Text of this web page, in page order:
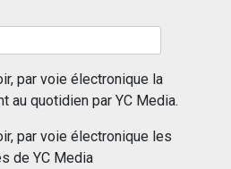
par voie électronique la
au quotidien par YC Media.
par voie électronique les
de YC Media